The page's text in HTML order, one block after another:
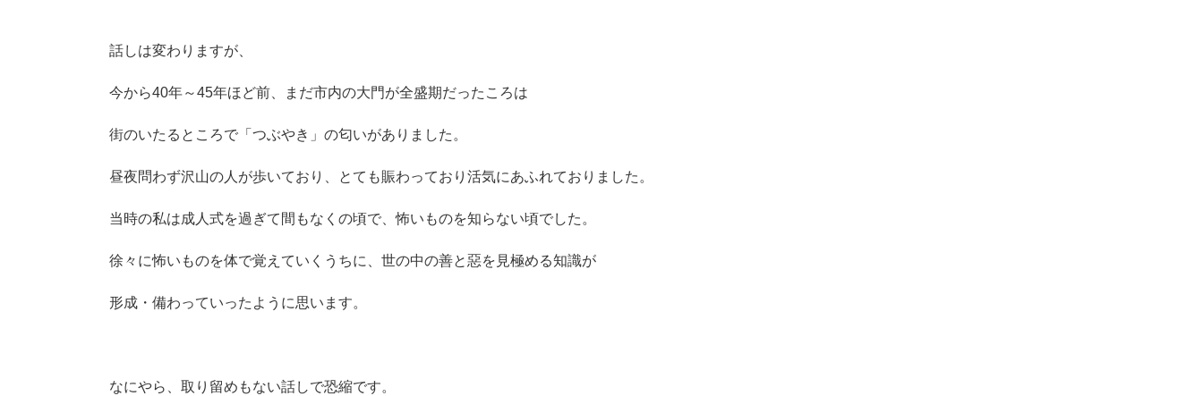
話しは変わりますが、
今から40年～45年ほど前、まだ市内の大門が全盛期だったころは
街のいたるところで「つぶやき」の匂いがありました。
昼夜問わず沢山の人が歩いており、とても賑わっており活気にあふれておりました。
当時の私は成人式を過ぎて間もなくの頃で、怖いものを知らない頃でした。
徐々に怖いものを体で覚えていくうちに、世の中の善と惡を見極める知識が
形成・備わっていったように思います。
なにやら、取り留めもない話しで恐縮です。